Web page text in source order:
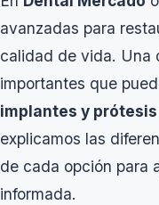
avanzadas para
calidad de vida. Una
importantes que
implantes y
explicamos las
de cada opción para
informada.